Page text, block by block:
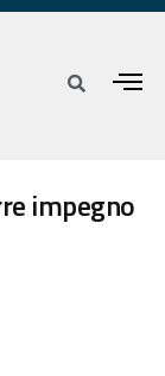
impegno